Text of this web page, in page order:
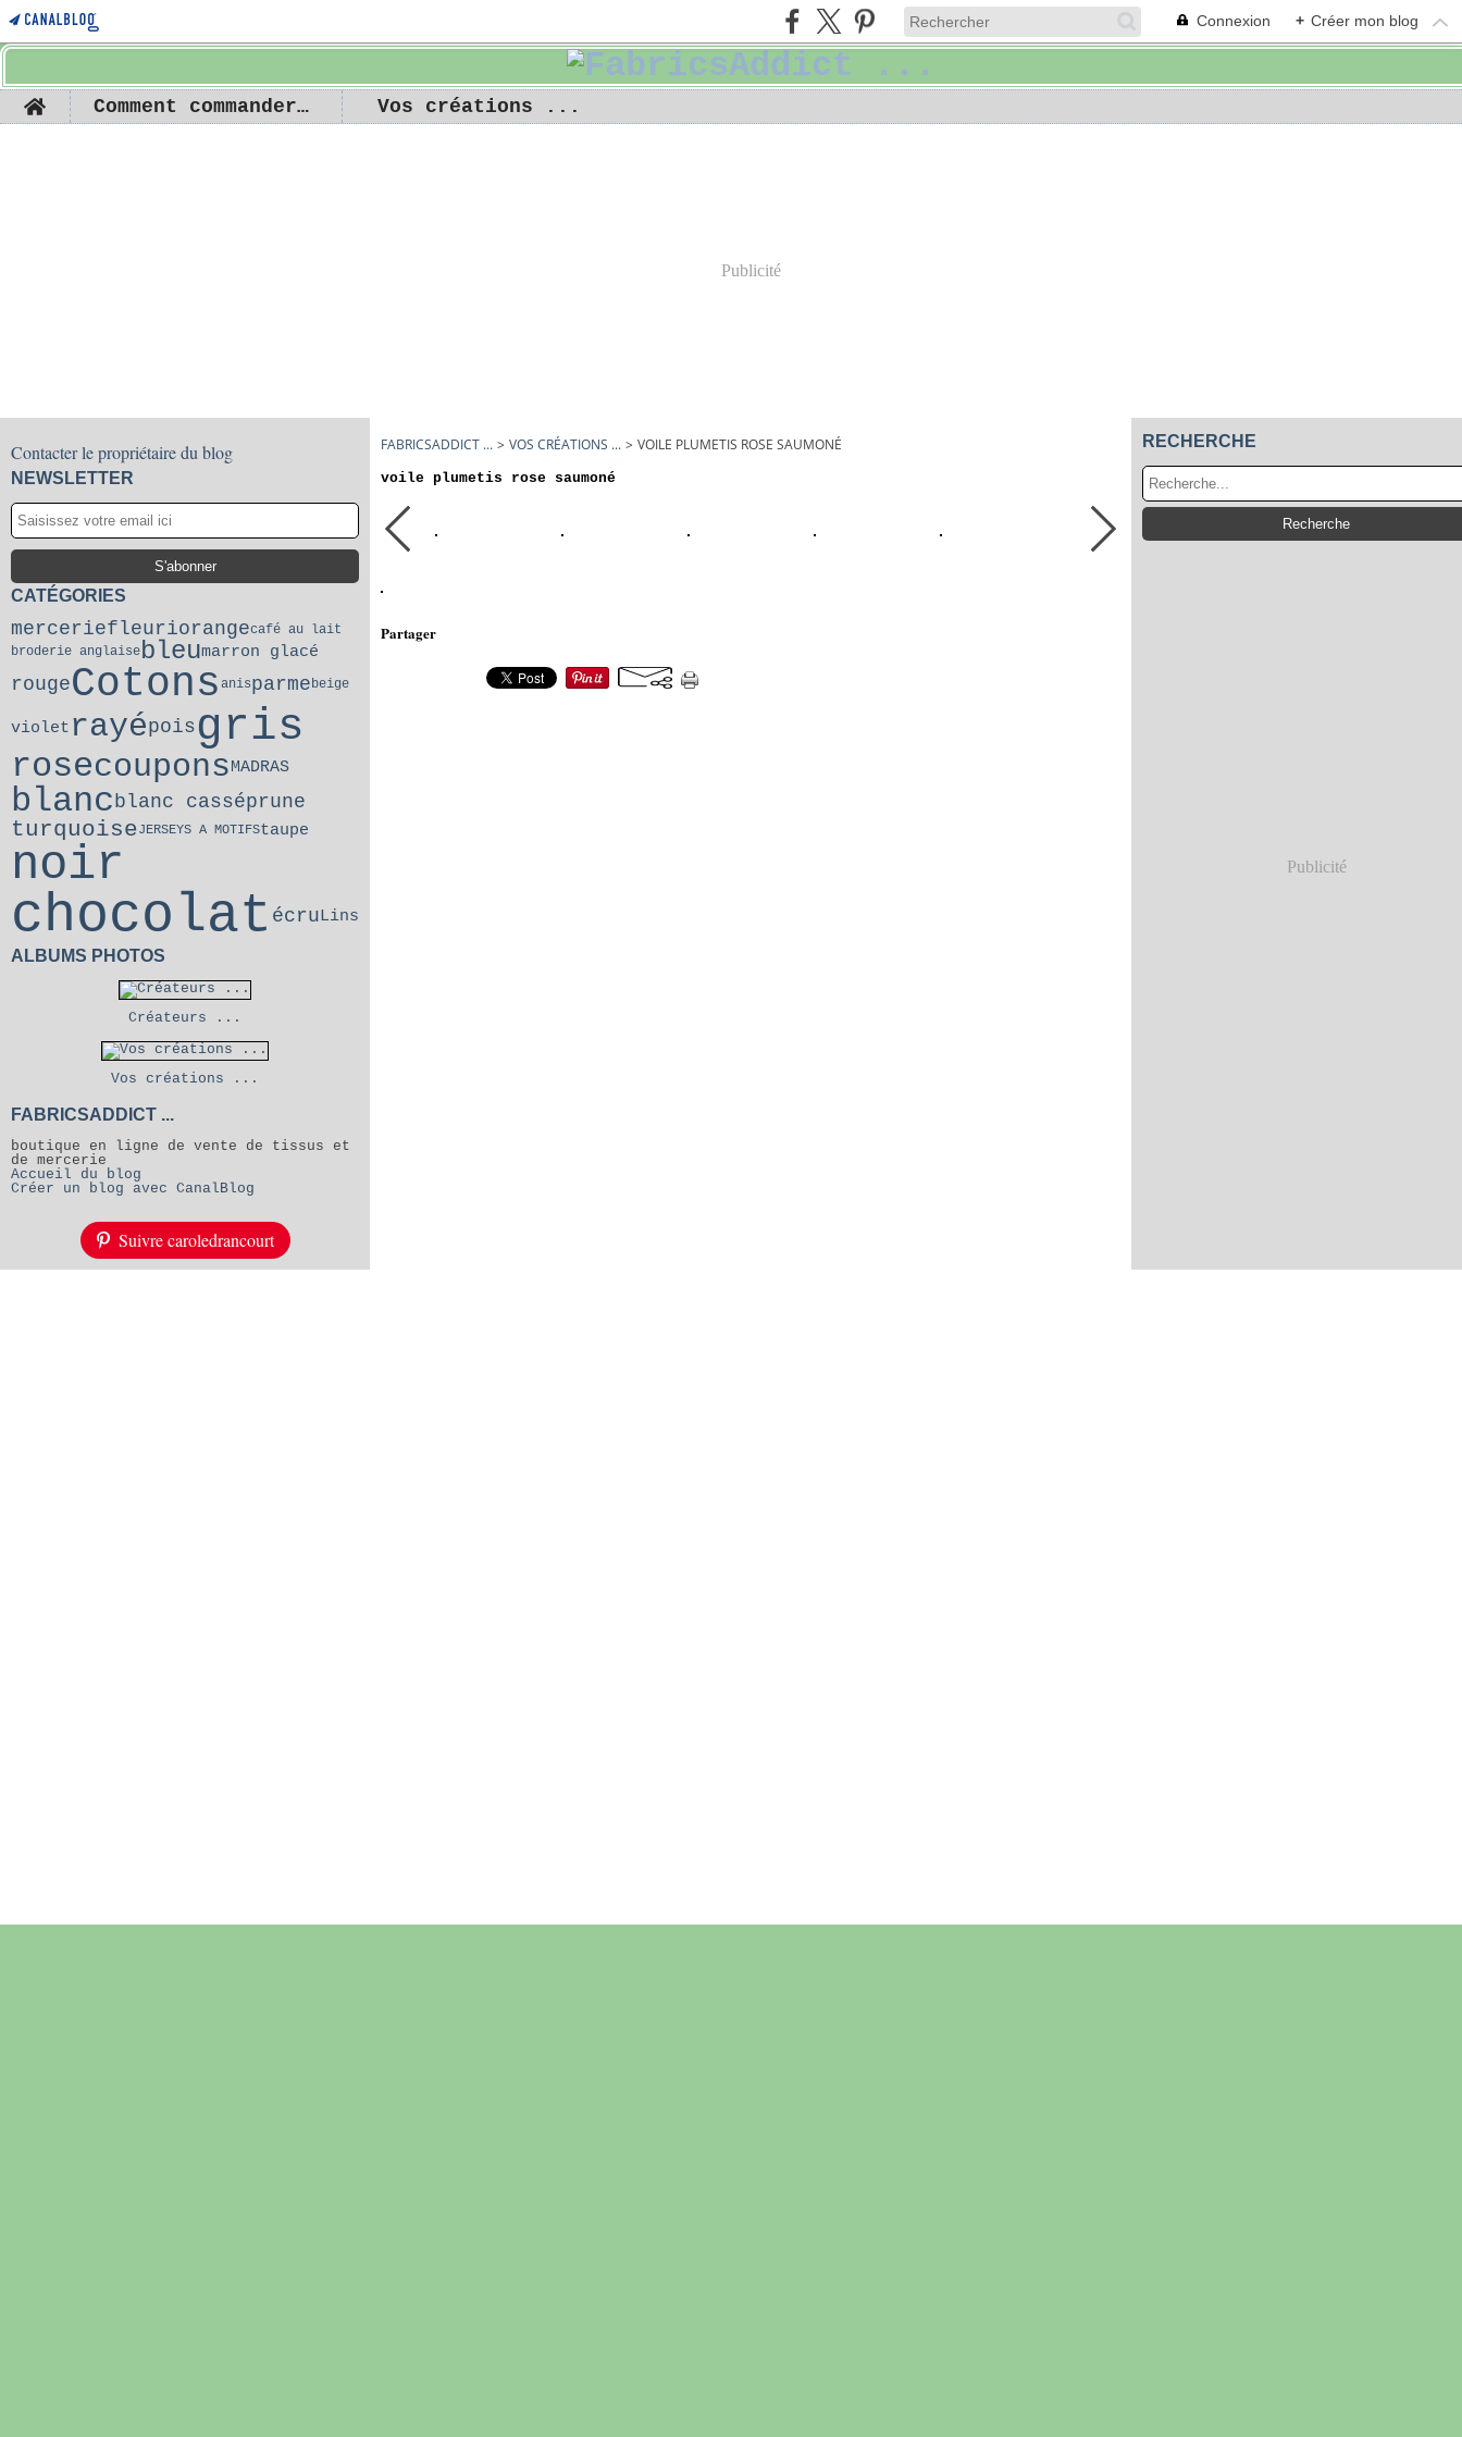
Connexion + Créer mon blog
Home Comment commander ... Vos créations ...
Publicité
Contacter le propriétaire du blog
NEWSLETTER
CATÉGORIES
merceriefleuriorangecafé au lait
broderie anglaisebleumarron glacé
rougeCotons anisparmebeige
violet rayépois gris
rosecoupons MADRAS
blanc blanc casséprune
turquoiseJERSEYS A MOTIFStaupe
noir
chocolat écru Lins
ALBUMS PHOTOS
Créateurs ...
Vos créations ...
FABRICSADDICT ...
boutique en ligne de vente de tissus et
de mercerie
Accueil du blog
Créer un blog avec CanalBlog
Suivre caroledrancourt
FABRICSADDICT ... > VOS CRÉATIONS ... > VOILE PLUMETIS ROSE SAUMONÉ
voile plumetis rose saumoné
Partager
RECHERCHE
Publicité